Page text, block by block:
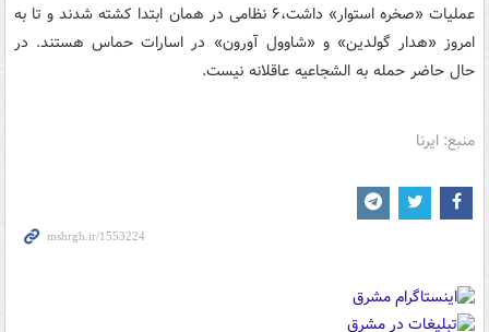
عملیات «صخره استوار» داشت،۶ نظامی در همان ابتدا کشته شدند و تا به
امروز «هدار گولدین» و «شاوول آورون» در اسارات حماس هستند. در
حال حاضر حمله به الشجاعیه عاقلانه نیست.
منبع: ایرنا